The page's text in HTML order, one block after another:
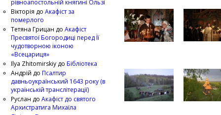
рівноапостольній княгині Ользі
Вікторія до Акафіст за
померлого
Тетяна Грицан до Акафіст
Пресвятої Богородиці перед Її
чудотворною іконою
«Всецариця»
Ilya Zhitomirskiy до Бібліотека
Андрій до Псалтир
давньоукраїнський 1643 року (в
українській транслітерації)
Руслан до Акафіст до святого
Архистратига Михаїла